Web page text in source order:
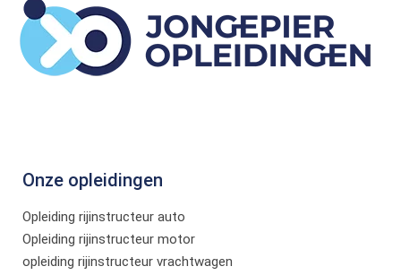
Onze opleidingen
Opleiding rijinstructeur auto
Opleiding rijinstructeur motor
opleiding rijinstructeur vrachtwagen